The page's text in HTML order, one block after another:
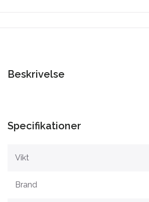
Beskrivelse
Specifikationer
Vikt
Brand